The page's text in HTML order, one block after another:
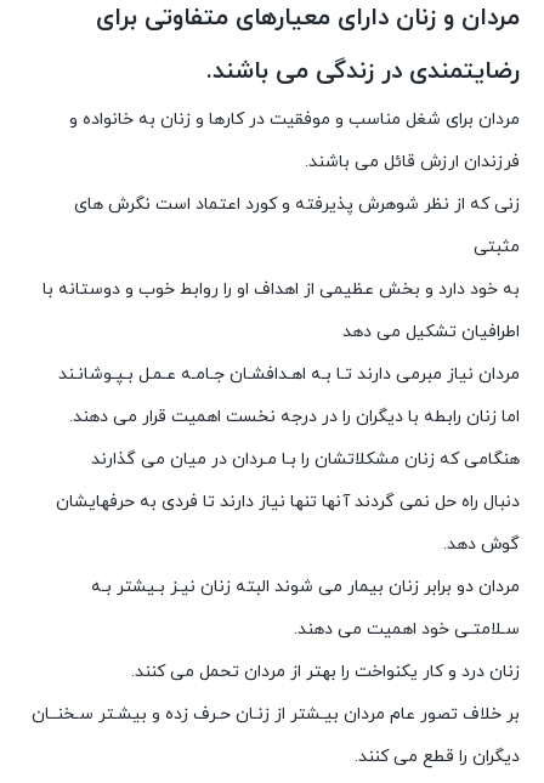
مردان و زنان دارای معیارهای متفاوتی برای
رضایتمندی در زندگی می باشند.
مردان برای شغل مناسب و موفقیت در کارها و زنان به خانواده و
فرزندان ارزش قائل می باشند.
زنی که از نظر شوهرش پذیرفته و کورد اعتماد است نگرش های
مثبتی
به خود دارد و بخش عظیمی از اهداف او را روابط خوب و دوستانه با
اطرافیان تشکیل می دهد
مردان نیاز مبرمی دارند تـا بـه اهـدافشـان جـامـه عـمـل بـپـوشانـند
اما زنان رابطه با دیگران را در درجه نخست اهمیت قرار می دهند.
هنگامی که زنان مشکلاتشان را بـا مـردان در میان می گذارند
دنبال راه حل نمی گردند آنها تنها نیاز دارند تا فردی به حرفهایشان
گوش دهد.
مردان دو برابر زنان بیمار می شوند البته زنان نیـز بـیشتر بـه
سـلامتـی خود اهمیت می دهند.
زنان درد و کار یکنواخت را بهتر از مردان تحمل می کنند.
بر خلاف تصور عام مردان بیـشتر از زنـان حـرف زده و بیشـتر سـخنــان
دیگران را قطع می کنند.